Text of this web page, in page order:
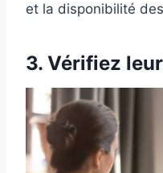
et la disponibilité
3. Vérifiez